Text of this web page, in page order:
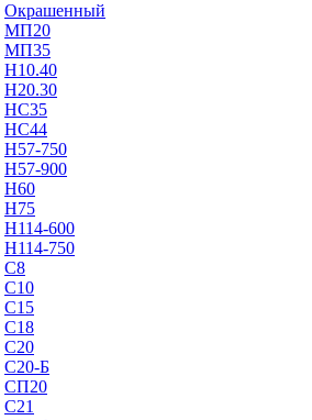
Окрашенный
МП20
МП35
Н10.40
Н20.30
НС35
НС44
Н57-750
Н57-900
Н60
Н75
Н114-600
Н114-750
С8
С10
С15
С18
С20
С20-Б
СП20
С21